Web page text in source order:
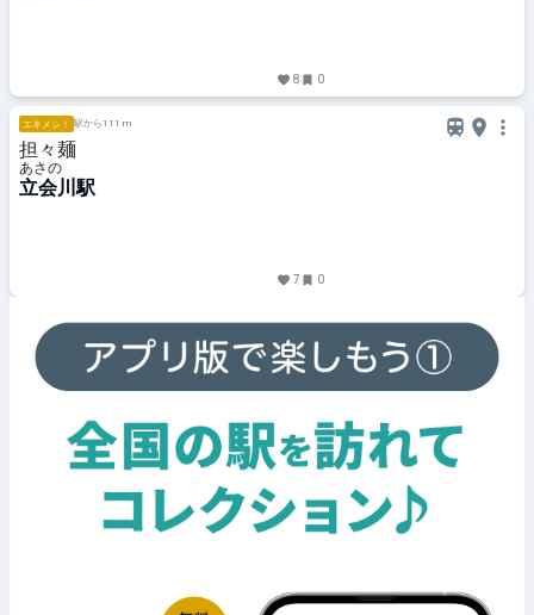
8 0
エキメシ！ 駅から111 m
担々麺
あさの
立会川駅
7 0